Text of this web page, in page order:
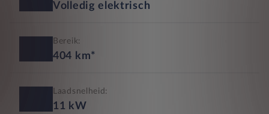
Volledig elektrisch
Bereik:
404 km*
Laadsnelheid:
11 kW